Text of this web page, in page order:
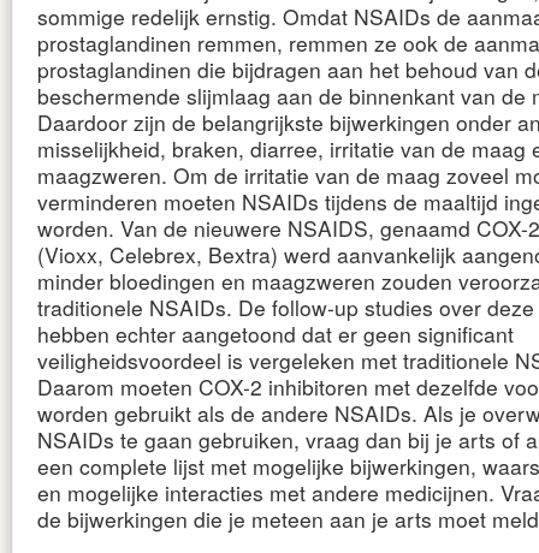
sommige redelijk ernstig. Omdat NSAIDs de
prostaglandinen remmen, remmen ze ook de
prostaglandinen die bijdragen aan het behoud van
beschermende slijmlaag aan de binnenkant van de
Daardoor zijn de belangrijkste bijwerkingen onder
misselijkheid, braken, diarree, irritatie van de maag
maagzweren. Om de irritatie van de maag zoveel
verminderen moeten NSAIDs tijdens de maaltijd
worden. Van de nieuwere NSAIDS, genaamd COX-
(Vioxx, Celebrex, Bextra) werd aanvankelijk
minder bloedingen en maagzweren zouden
traditionele NSAIDs. De follow-up studies over
hebben echter aangetoond dat er geen significant
veiligheidsvoordeel is vergeleken met traditionele
Daarom moeten COX-2 inhibitoren met dezelfde
worden gebruikt als de andere NSAIDs. Als je
NSAIDs te gaan gebruiken, vraag dan bij je arts of
een complete lijst met mogelijke bijwerkingen,
en mogelijke interacties met andere medicijnen.
de bijwerkingen die je meteen aan je arts moet